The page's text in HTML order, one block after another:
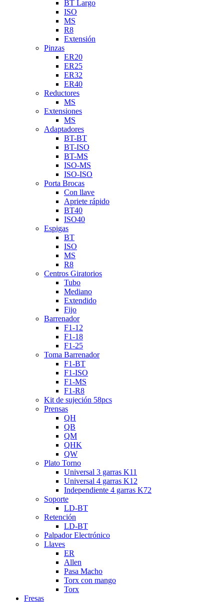
BT Largo
ISO
MS
R8
Extensión
Pinzas
ER20
ER25
ER32
ER40
Reductores
MS
Extensiones
MS
Adaptadores
BT-BT
BT-ISO
BT-MS
ISO-MS
ISO-ISO
Porta Brocas
Con llave
Apriete rápido
BT40
ISO40
Espigas
BT
ISO
MS
R8
Centros Giratorios
Tubo
Mediano
Extendido
Fijo
Barrenador
F1-12
F1-18
F1-25
Toma Barrenador
F1-BT
F1-ISO
F1-MS
F1-R8
Kit de sujeción 58pcs
Prensas
QH
QB
QM
QHK
QW
Plato Torno
Universal 3 garras K11
Universal 4 garras K12
Independiente 4 garras K72
Soporte
LD-BT
Retención
LD-BT
Palpador Electrónico
Llaves
ER
Allen
Pasa Macho
Torx con mango
Torx
Fresas